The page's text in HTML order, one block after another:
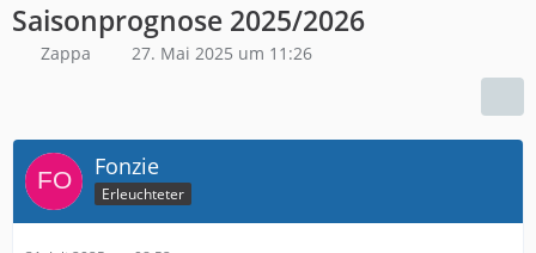
Saisonprognose 2025/2026
Zappa 27. Mai 2025 um 11:26
Fonzie
Erleuchteter